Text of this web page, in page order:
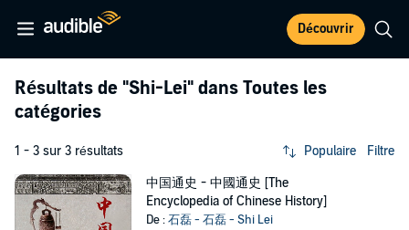
Découvrir
Résultats de "Shi-Lei" dans Toutes les
catégories
1 - 3 sur 3 résultats Populaire Filtre
中国通史 - 中國通史 [The
Encyclopedia of Chinese History]
De :石磊 - 石磊 - Shi Lei